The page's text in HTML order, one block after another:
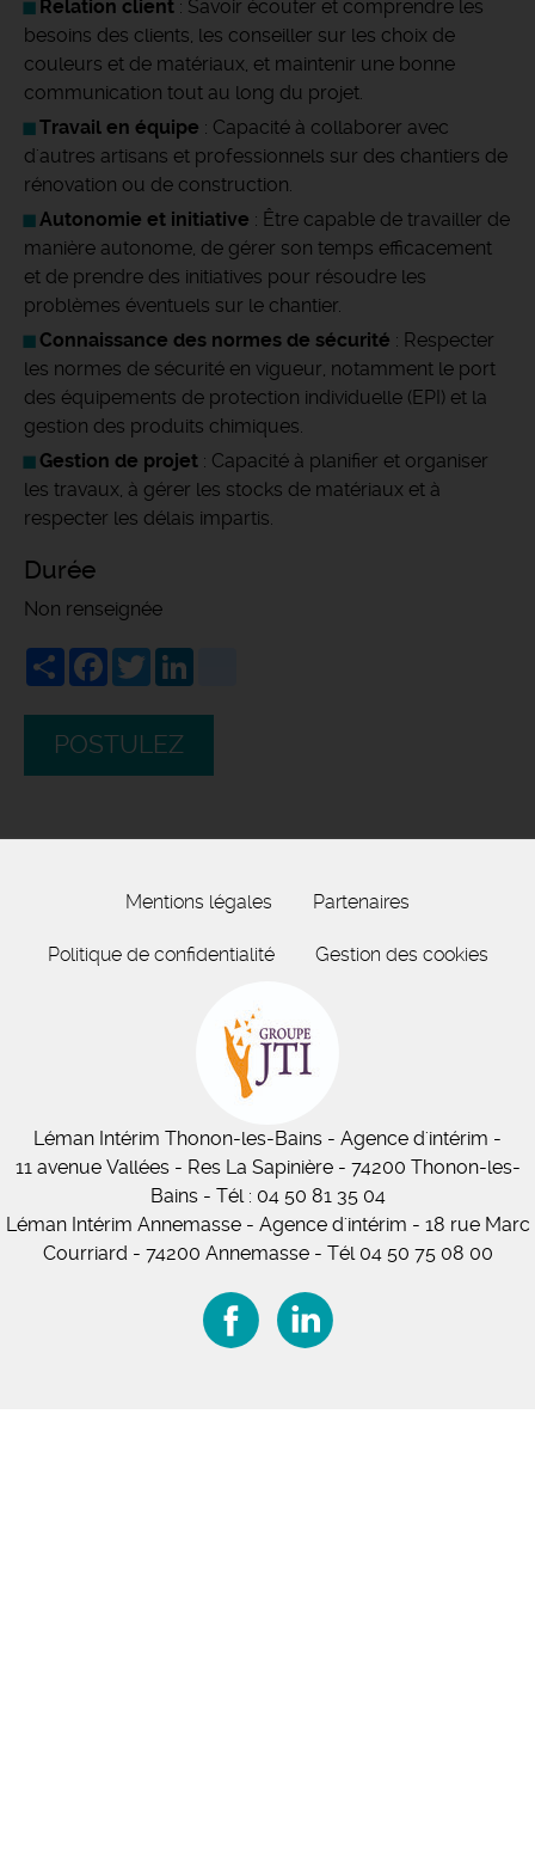
Relation client : Savoir écouter et comprendre les
besoins des clients, les conseiller sur les choix de
couleurs et de matériaux, et maintenir une bonne
communication tout au long du projet.
Travail en équipe : Capacité à collaborer avec
d'autres artisans et professionnels sur des chantiers de
rénovation ou de construction.
Autonomie et initiative : Être capable de travailler de
manière autonome, de gérer son temps efficacement
et de prendre des initiatives pour résoudre les
problèmes éventuels sur le chantier.
Connaissance des normes de sécurité : Respecter
les normes de sécurité en vigueur, notamment le port
des équipements de protection individuelle (EPI) et la
gestion des produits chimiques.
Gestion de projet : Capacité à planifier et organiser
les travaux, à gérer les stocks de matériaux et à
respecter les délais impartis.
Durée
Non renseignée
ShareFacebook
Twitter
POSTULEZ
Mentions légales Partenaires
Politique de confidentialité Gestion des cookies
Léman Intérim Thonon-les-Bains - Agence d'intérim -
11avenue Vallées- Res La Sapinière - 74200 Thonon-les-
Bains - Tél : 04 50 81 35 04
Léman Intérim Annemasse - Agence d'intérim - 18 rue Marc
Courriard - 74200 Annemasse - Tél 04 50 75 08 00